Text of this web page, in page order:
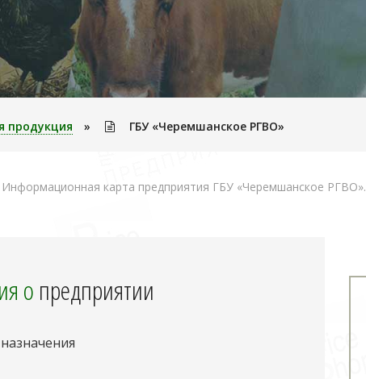
продукция » ГБУ «Черемшанское РГВО»
Информационная карта предприятия ГБУ «Черемшанское РГВО».
о предприятии